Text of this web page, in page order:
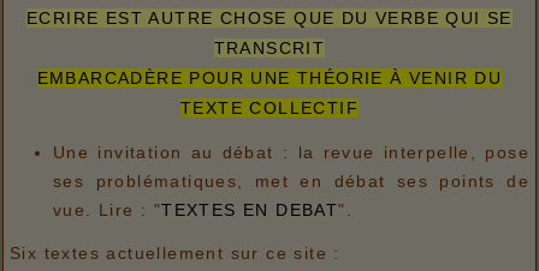
ECRIRE EST AUTRE CHOSE QUE DU VERBE QUI SE
TRANSCRIT
EMBARCADÈRE POUR UNE THÉORIE À VENIR DU
TEXTE COLLECTIF
Une invitation au débat : la revue interpelle, pose
ses problématiques, met en débat ses points de
vue. Lire : "TEXTES EN DEBAT".
Six textes actuellement sur ce site :